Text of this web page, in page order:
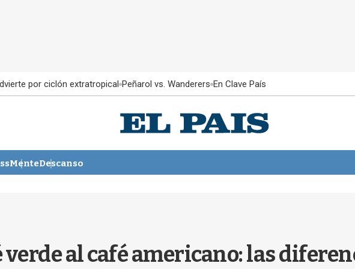
por ciclón extratropical Peñarol vs. Wanderers En Clave País
MenteDescanso
verde al café americano: las